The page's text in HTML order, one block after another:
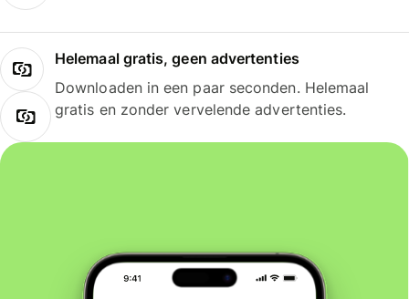
Helemaal gratis, geen advertenties
Downloaden in een paar seconden. Helemaal
gratis en zonder vervelende advertenties.